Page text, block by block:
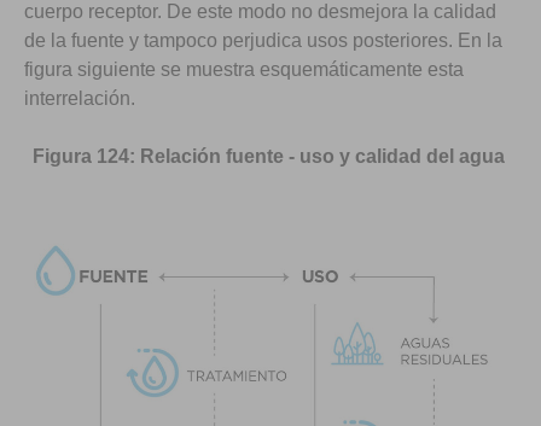
cuerpo receptor. De este modo no desmejora la calidad
de la fuente y tampoco perjudica usos posteriores. En la
figura siguiente se muestra esquemáticamente esta
interrelación.
Figura 124: Relación fuente - uso y calidad del agua